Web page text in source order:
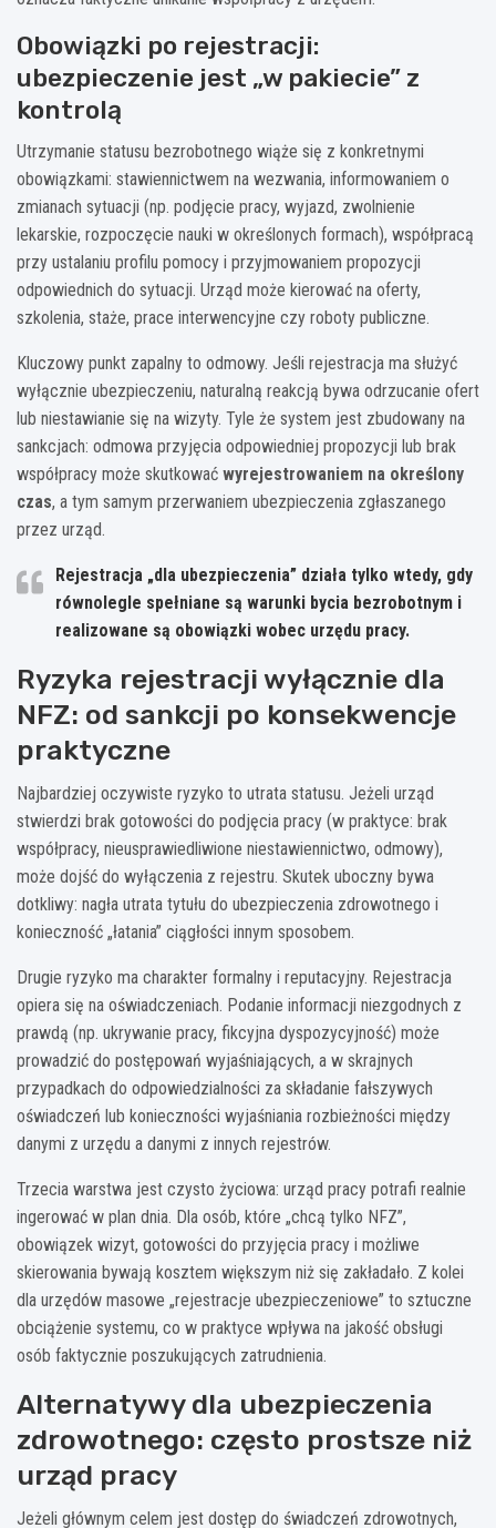
Obowiązki po rejestracji:
ubezpieczenie jest „w pakiecie” z
kontrolą
Utrzymanie statusu bezrobotnego wiąże się z konkretnymi
obowiązkami: stawiennictwem na wezwania, informowaniem o
zmianach sytuacji (np. podjęcie pracy, wyjazd, zwolnienie
lekarskie, rozpoczęcie nauki w określonych formach), współpracą
przy ustalaniu profilu pomocy i przyjmowaniem propozycji
odpowiednich do sytuacji. Urząd może kierować na oferty,
szkolenia, staże, prace interwencyjne czy roboty publiczne.
Kluczowy punkt zapalny to odmowy. Jeśli rejestracja ma służyć
wyłącznie ubezpieczeniu, naturalną reakcją bywa odrzucanie ofert
lub niestawianie się na wizyty. Tyle że system jest zbudowany na
sankcjach: odmowa przyjęcia odpowiedniej propozycji lub brak
współpracy może skutkować wyrejestrowaniem na określony
czas, a tym samym przerwaniem ubezpieczenia zgłaszanego
przez urząd.
Rejestracja „dla ubezpieczenia” działa tylko wtedy, gdy
równolegle spełniane są warunki bycia bezrobotnym i
realizowane są obowiązki wobec urzędu pracy.
Ryzyka rejestracji wyłącznie dla
NFZ: od sankcji po konsekwencje
praktyczne
Najbardziej oczywiste ryzyko to utrata statusu. Jeżeli urząd
stwierdzi brak gotowości do podjęcia pracy (w praktyce: brak
współpracy, nieusprawiedliwione niestawiennictwo, odmowy),
może dojść do wyłączenia z rejestru. Skutek uboczny bywa
dotkliwy: nagła utrata tytułu do ubezpieczenia zdrowotnego i
konieczność „łatania” ciągłości innym sposobem.
Drugie ryzyko ma charakter formalny i reputacyjny. Rejestracja
opiera się na oświadczeniach. Podanie informacji niezgodnych z
prawdą (np. ukrywanie pracy, fikcyjna dyspozycyjność) może
prowadzić do postępowań wyjaśniających, a w skrajnych
przypadkach do odpowiedzialności za składanie fałszywych
oświadczeń lub konieczności wyjaśniania rozbieżności między
danymi z urzędu a danymi z innych rejestrów.
Trzecia warstwa jest czysto życiowa: urząd pracy potrafi realnie
ingerować w plan dnia. Dla osób, które „chcą tylko NFZ”,
obowiązek wizyt, gotowości do przyjęcia pracy i możliwe
skierowania bywają kosztem większym niż się zakładało. Z kolei
dla urzędów masowe „rejestracje ubezpieczeniowe” to sztuczne
obciążenie systemu, co w praktyce wpływa na jakość obsługi
osób faktycznie poszukujących zatrudnienia.
Alternatywy dla ubezpieczenia
zdrowotnego: często prostsze niż
urząd pracy
Jeżeli głównym celem jest dostęp do świadczeń zdrowotnych,